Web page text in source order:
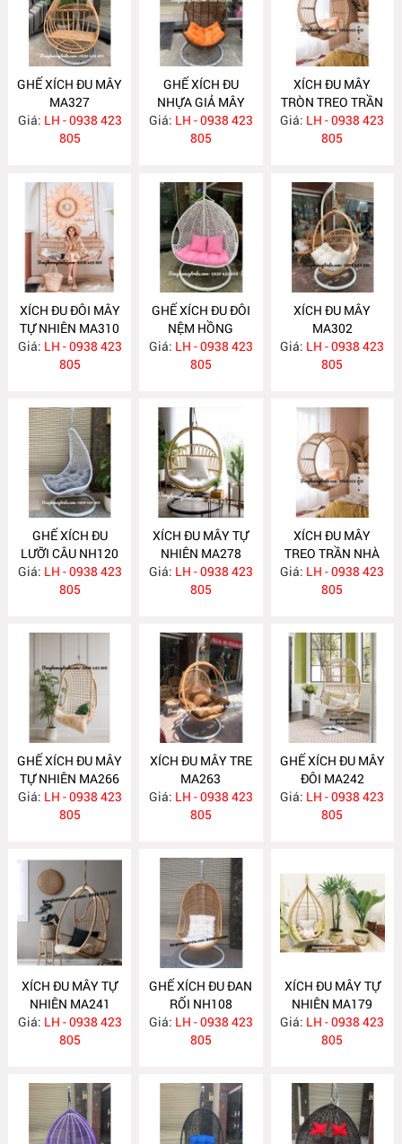
GHẾ XÍCH ĐU MÂY
MA327
Giá: LH - 0938 423
805
GHẾ XÍCH ĐU
NHỰA GIẢ MÂY
NH132
Giá: LH - 0938 423
805
XÍCH ĐU MÂY
TRÒN TREO TRẦN
NHÀ MA313
Giá: LH - 0938 423
805
XÍCH ĐU ĐÔI MÂY
TỰ NHIÊN MA310
Giá: LH - 0938 423
805
GHẾ XÍCH ĐU ĐÔI
NỆM HỒNG
NH123
Giá: LH - 0938 423
805
XÍCH ĐU MÂY
MA302
Giá: LH - 0938 423
805
GHẾ XÍCH ĐU
LƯỠI CÂU NH120
Giá: LH - 0938 423
805
XÍCH ĐU MÂY TỰ
NHIÊN MA278
Giá: LH - 0938 423
805
XÍCH ĐU MÂY
TREO TRẦN NHÀ
MA271
Giá: LH - 0938 423
805
GHẾ XÍCH ĐU MÂY
TỰ NHIÊN MA266
Giá: LH - 0938 423
805
XÍCH ĐU MÂY TRE
MA263
Giá: LH - 0938 423
805
GHẾ XÍCH ĐU MÂY
ĐÔI MA242
Giá: LH - 0938 423
805
XÍCH ĐU MÂY TỰ
NHIÊN MA241
Giá: LH - 0938 423
805
GHẾ XÍCH ĐU ĐAN
RỐI NH108
Giá: LH - 0938 423
805
XÍCH ĐU MÂY TỰ
NHIÊN MA179
Giá: LH - 0938 423
805